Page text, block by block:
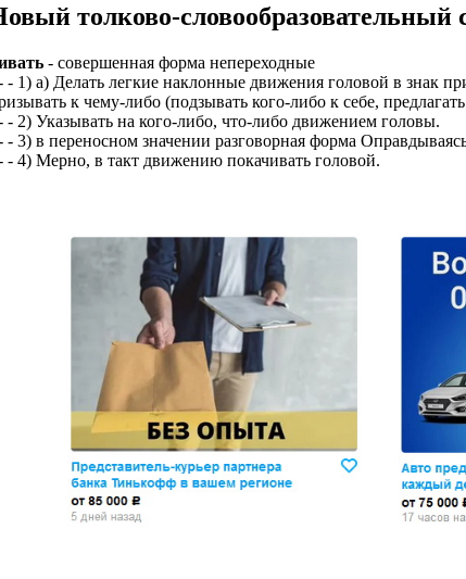
В направлениях: без опыта, студенты,
толково-словообразовательный
- совершенная форма непереходные
- 1) а) Делать легкие наклонные движения головой в знак
к чему-либо (подзывать кого-либо к себе,
- 2) Указывать на кого-либо, что-либо движением головы.
- 3) в переносном значении разговорная форма
- 4) Мерно, в такт движению покачивать головой.